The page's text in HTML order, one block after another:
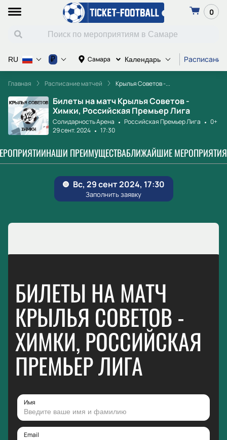
0
Самара Календарь
RU ₽
Главная Расписание матчей Крылья Советов -...
Билеты на матч Крылья Советов -
Химки, Российская Премьер Лига
Солидарность Арена Российская Премьер Лига
0+
29 сент. 2024
17:30
НАШИ ПРЕИМУЩЕСТВАБЛИЖАЙШИЕ МЕРОПРИЯТИЯ
БИЛЕТЫ НА МАТЧ
КРЫЛЬЯ СОВЕТОВ -
ХИМКИ, РОССИЙСКАЯ
ПРЕМЬЕР ЛИГА
Имя
Email